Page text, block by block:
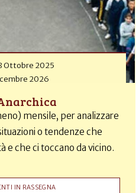
Ottobre 2025
2026
mensile, per analizzare
o tendenze che
e che ci toccano da vicino.
IN RASSEGNA